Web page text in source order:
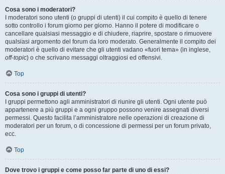
Cosa sono i moderatori?
I moderatori sono utenti (o gruppi di utenti) il cui compito è quello di tenere
sotto controllo i forum giorno per giorno. Hanno il potere di modificare o
cancellare qualsiasi messaggio e di chiudere, riaprire, spostare o rimuovere
qualsiasi argomento del forum da loro moderato. Generalmente il compito dei
moderatori è quello di evitare che gli utenti vadano «fuori tema» (in inglese,
off-topic) o che scrivano messaggi oltraggiosi ed offensivi.
Top
Cosa sono i gruppi di utenti?
I gruppi permettono agli amministratori di riunire gli utenti. Ogni utente può
appartenere a più gruppi e a ogni gruppo possono venire assegnati diversi
permessi. Questo facilita l’amministratore nelle operazioni di creazione di
moderatori per un forum, o di concessione di permessi per un forum privato,
ecc.
Top
Dove trovo i gruppi e come posso far parte di uno di essi?